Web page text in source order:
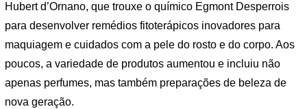
Hubert d’Ornano, que trouxe o químico Egmont Desperrois
para desenvolver remédios fitoterápicos inovadores para
maquiagem e cuidados com a pele do rosto e do corpo. Aos
poucos, a variedade de produtos aumentou e incluiu não
apenas perfumes, mas também preparações de beleza de
nova geração.